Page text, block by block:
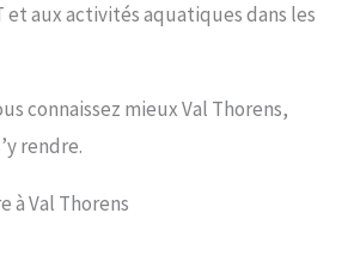
et aux activités aquatiques dans les
connaissez mieux Val Thorens,
rendre.
à Val Thorens